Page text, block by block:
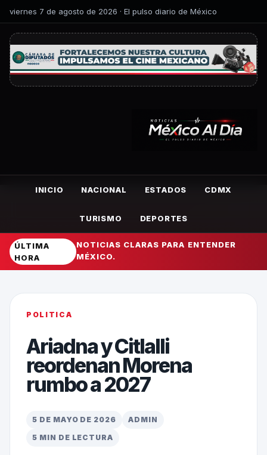
viernes 7 de agosto de 2026 · El pulso diario de México
INICIO NACIONAL ESTADOS CDMX
TURISMO DEPORTES
ÚLTIMA
HORA
NOTICIAS CLARAS PARA ENTENDER
MÉXICO.
POLITICA
Ariadna y Citlalli
reordenan Morena
rumbo a 2027
5 DE MAYO DE 2026
ADMIN
5 MIN DE LECTURA